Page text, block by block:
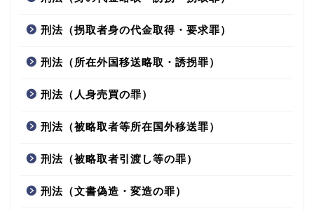
刑法（拐取者身の代金取得・要求罪）
刑法（所在外国移送略取・誘拐罪）
刑法（人身売買の罪）
刑法（被略取者等所在国外移送罪）
刑法（被略取者引渡し等の罪）
刑法（文書偽造・変造の罪）